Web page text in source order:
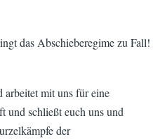
das Abschieberegime zu Fall!
arbeitet mit uns für eine
und schließt euch uns und
der